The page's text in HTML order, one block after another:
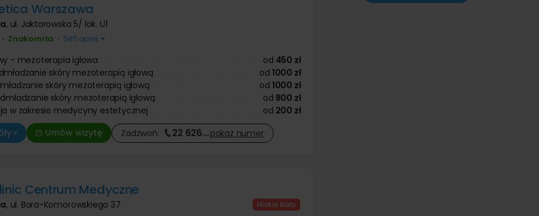
Warszawa
, ul. Jaktorowska 5/ lok. U1
• Znakomita • 585 opinii
- mezoterapia igłowa od 450 zł
skóry mezoterapią igłową
od 1000 zł
skóry mezoterapią igłową
od 1000 zł
skóry mezoterapią igłową
od 800 zł
w zakresie medycyny estetycznej
od 200 zł
»
Umów wizytę Zadzwoń: 22 626…pokaż numer
Centrum Medyczne
, ul. Bora-Komorowskiego 37